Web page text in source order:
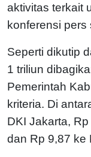
aktivitas terkait
konferensi pers
Seperti dikutip
1 triliun
Pemerintah
kriteria. Di
DKI Jakarta,
dan Rp 9,87 ke